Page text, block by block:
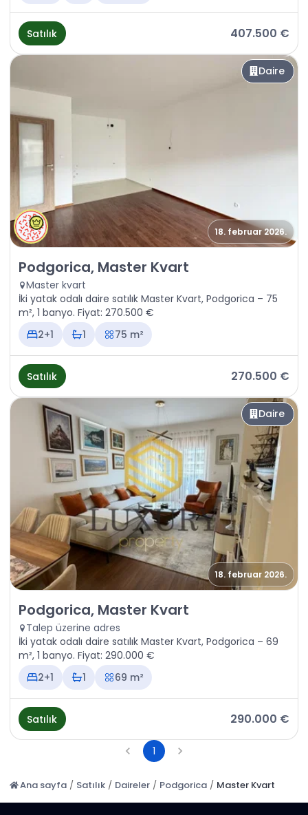
Satılık 407.500 €
Daire
18. februar 2026.
Satılık - Daire Podgorica, Master Kvart
Podgorica, Master Kvart
Master kvart
İki yatak odalı daire satılık Master Kvart, Podgorica – 75
m², 1 banyo. Fiyat: 270.500 €
2+1
1 75 m²
Satılık 270.500 €
Daire
18. februar 2026.
Satılık - Daire Podgorica, Master Kvart
Podgorica, Master Kvart
Talep üzerine adres
İki yatak odalı daire satılık Master Kvart, Podgorica – 69
m², 1 banyo. Fiyat: 290.000 €
2+1
1 69 m²
Satılık 290.000 €
1
Ana sayfa / Satılık / Daireler / Podgorica / Master Kvart